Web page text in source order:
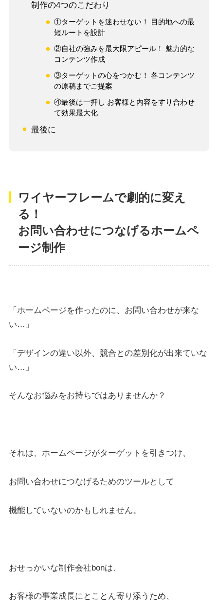
制作の4つのこだわり
①ターゲットを迷わせない！ 目的地への最
短ルートを設計
②自社の強みを最大限アピール！ 魅力的な
コンテンツ作成
③ターゲットの心をつかむ！ 各コンテンツ
の原稿までご提案
④最後は一押し お客様と内容をすり合わせ
て効果最大化
最後に
ワイヤーフレームで劇的に変え
る！
お問い合わせにつなげるホームペ
ージ制作
「ホームページを作ったのに、お問い合わせが来な
い…」
「デザインの違い以外、競合との差別化が出来ていな
い…」
そんなお悩みをお持ちではありませんか？
それは、ホームページがターゲットを引きつけ、
お問い合わせにつなげるためのツールとして
機能していないのかもしれません。
おせっかいな制作会社bonは、
お客様の事業成長にとことん寄り添うため、